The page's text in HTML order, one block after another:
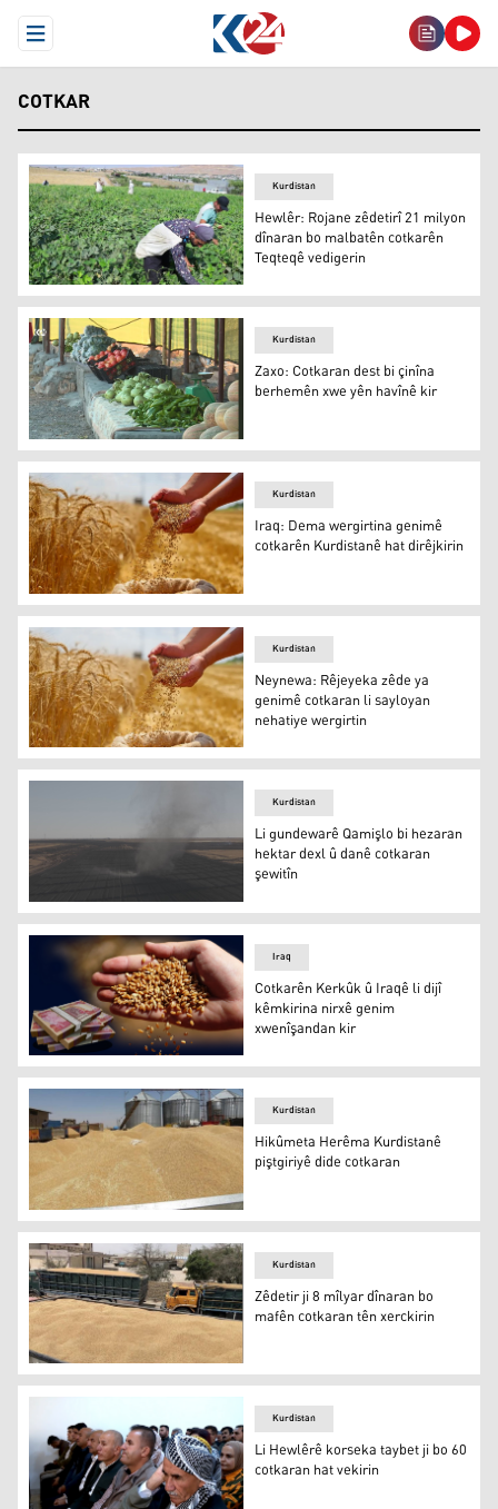
Open Menu
COTKAR
Teqteq
Kurdistan
Hewlêr: Rojane zêdetirî 21 milyon
dînaran bo malbatên cotkarên
Teqteqê vedigerin
Zaxo: Cotkaran dest bi çinîna berhemên xwe yên
Kurdistan
Zaxo: Cotkaran dest bi çinîna
berhemên xwe yên havînê kir
Iraq: Dema wergirtina genimê cotkarên Kurdistanê hat
Kurdistan
Iraq: Dema wergirtina genimê
cotkarên Kurdistanê hat dirêjkirin
Neynewa: Rêjeyeka zêde ya genimê cotkaran li
Kurdistan
Neynewa: Rêjeyeka zêde ya
genimê cotkaran li sayloyan
nehatiye wergirtin
Li gundewarê Qamişlo bi hezaran hektar dexl û danê
Kurdistan
Li gundewarê Qamişlo bi hezaran
hektar dexl û danê cotkaran
şewitîn
Cotkarên Kerkûk û Iraqê li dijî kêmkirina nirxê genim
Iraq
Cotkarên Kerkûk û Iraqê li dijî
kêmkirina nirxê genim
xwenîşandan kir
Hikûmeta Herêma Kurdistanê piştgiriyê dide cotkaran
Kurdistan
Hikûmeta Herêma Kurdistanê
piştgiriyê dide cotkaran
Zêdetir ji 8 mîlyar dînaran bo mafên cotkaran tên
Kurdistan
Zêdetir ji 8 mîlyar dînaran bo
mafên cotkaran tên xerckirin
Kurdistan
Li Hewlêrê korseka taybet ji bo 60
cotkaran hat vekirin